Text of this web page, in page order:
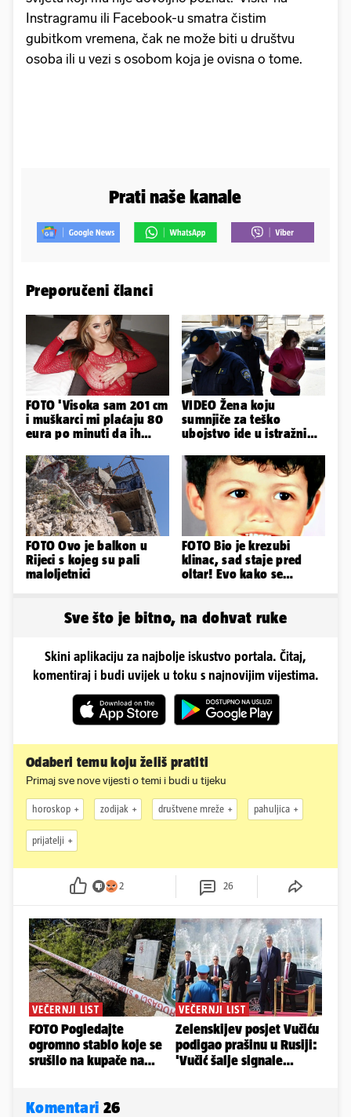
Instragramu ili Facebook-u smatra čistim
gubitkom vremena, čak ne može biti u društvu
osoba ili u vezi s osobom koja je ovisna o tome.
Prati naše kanale
Preporučeni članci
FOTO 'Visoka sam 201 cm
i muškarci mi plaćaju 80
eura po minuti da ih
VIDEO Žena koju
sumnjiče za teško
ubojstvo ide u istražni
godina!
FOTO Ovo je balkon u
Rijeci s kojeg su pali
maloljetnici
FOTO Bio je krezubi
klinac, sad staje pred
oltar! Evo kako se
Sve što je bitno, na dohvat ruke
Skini aplikaciju za najbolje iskustvo portala. Čitaj,
komentiraj i budi uvijek u toku s najnovijim vijestima.
Odaberi temu koju želiš pratiti
Primaj sve nove vijesti o temi i budi u tijeku
horoskop zodijak društvene mreže pahuljica
prijatelji
2 26
Komentari 26